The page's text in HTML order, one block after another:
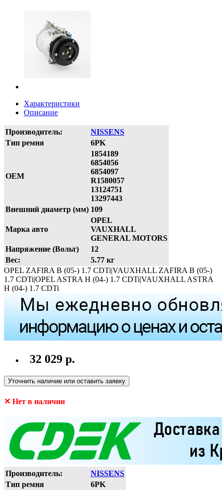
Характеристики
Описание
Производитель:
NISSENS
Тип ремня
6PK
OEM
1854189
6854056
6854097
R1580057
13124751
13297443
Внешний диаметр (мм) 109
Марка авто
OPEL
VAUXHALL
GENERAL MOTORS
Напряжение (Вольт)
12
Вес:
5.77 кг
OPEL ZAFIRA B (05-) 1.7 CDTi|VAUXHALL ZAFIRA B (05-)
1.7 CDTi|OPEL ASTRA H (04-) 1.7 CDTi|VAUXHALL ASTRA
H (04-) 1.7 CDTi
32 029 р.
Уточнить наличие или оставить заявку
✕ Нет в наличии
Производитель:
NISSENS
Тип ремня
6PK